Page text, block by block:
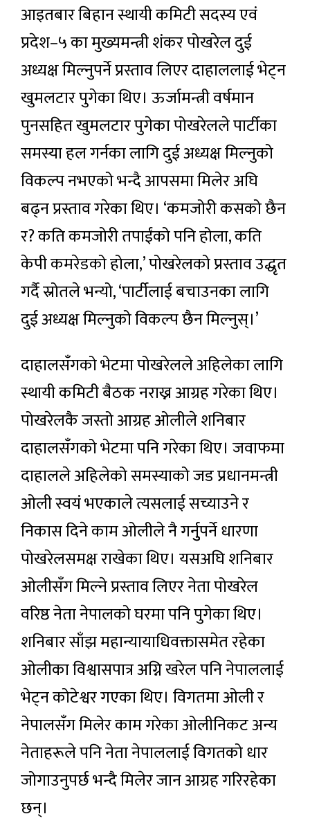
आइतबार बिहान स्थायी कमिटी सदस्य एवं
प्रदेश–५ का मुख्यमन्त्री शंकर पोखरेल दुई
अध्यक्ष मिल्नुपर्ने प्रस्ताव लिएर दाहाललाई भेट्न
खुमलटार पुगेका थिए। ऊर्जामन्त्री वर्षमान
पुनसहित खुमलटार पुगेका पोखरेलले पार्टीका
समस्या हल गर्नका लागि दुई अध्यक्ष मिल्नुको
विकल्प नभएको भन्दै आपसमा मिलेर अघि
बढ्न प्रस्ताव गरेका थिए। ‘कमजोरी कसको छैन
र? कति कमजोरी तपाईंको पनि होला, कति
केपी कमरेडको होला,’ पोखरेलको प्रस्ताव उद्धृत
गर्दै स्रोतले भन्यो, ‘पार्टीलाई बचाउनका लागि
दुई अध्यक्ष मिल्नुको विकल्प छैन मिल्नुस्।’
दाहालसँगको भेटमा पोखरेलले अहिलेका लागि
स्थायी कमिटी बैठक नराख्न आग्रह गरेका थिए।
पोखरेलकै जस्तो आग्रह ओलीले शनिबार
दाहालसँगको भेटमा पनि गरेका थिए। जवाफमा
दाहालले अहिलेको समस्याको जड प्रधानमन्त्री
ओली स्वयं भएकाले त्यसलाई सच्याउने र
निकास दिने काम ओलीले नै गर्नुुपर्ने धारणा
पोखरेलसमक्ष राखेका थिए। यसअघि शनिबार
ओलीसँग मिल्ने प्रस्ताव लिएर नेता पोखरेल
वरिष्ठ नेता नेपालको घरमा पनि पुगेका थिए।
शनिबार साँझ महान्यायाधिवक्तासमेत रहेका
ओलीका विश्वासपात्र अग्नि खरेल पनि नेपाललाई
भेट्न कोटेश्वर गएका थिए। विगतमा ओली र
नेपालसँग मिलेर काम गरेका ओलीनिकट अन्य
नेताहरूले पनि नेता नेपाललाई विगतको धार
जोगाउनुपर्छ भन्दै मिलेर जान आग्रह गरिरहेका
छन्।